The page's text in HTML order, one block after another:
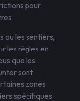
pour
ou les sentiers,
les règles en
que les
sont
zones
spécifiques